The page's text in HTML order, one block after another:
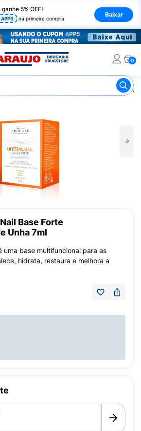
5% OFF!
APP5 na primeira compra
Baixar
0
Base Forte
Unha 7ml
uma base multifuncional para as
hidrata, restaura e melhora a